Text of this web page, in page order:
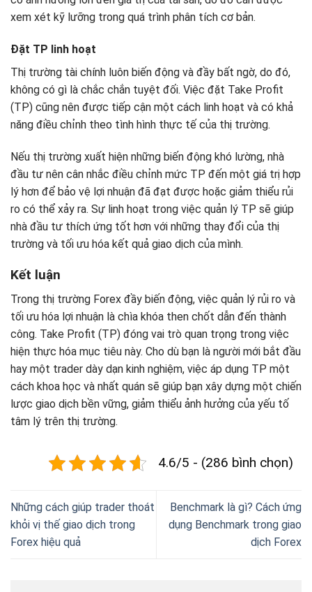
xem xét kỹ lưỡng trong quá trình phân tích cơ bản.
Đặt TP linh hoạt
Thị trường tài chính luôn biến động và đầy bất ngờ, do đó,
không có gì là chắc chắn tuyệt đối. Việc đặt Take Profit
(TP) cũng nên được tiếp cận một cách linh hoạt và có khả
năng điều chỉnh theo tình hình thực tế của thị trường.
Nếu thị trường xuất hiện những biến động khó lường, nhà
đầu tư nên cân nhắc điều chỉnh mức TP đến một giá trị hợp
lý hơn để bảo vệ lợi nhuận đã đạt được hoặc giảm thiểu rủi
ro có thể xảy ra. Sự linh hoạt trong việc quản lý TP sẽ giúp
nhà đầu tư thích ứng tốt hơn với những thay đổi của thị
trường và tối ưu hóa kết quả giao dịch của mình.
Kết luận
Trong thị trường Forex đầy biến động, việc quản lý rủi ro và
tối ưu hóa lợi nhuận là chìa khóa then chốt dẫn đến thành
công. Take Profit (TP) đóng vai trò quan trọng trong việc
hiện thực hóa mục tiêu này. Cho dù bạn là người mới bắt đầu
hay một trader dày dạn kinh nghiệm, việc áp dụng TP một
cách khoa học và nhất quán sẽ giúp bạn xây dựng một chiến
lược giao dịch bền vững, giảm thiểu ảnh hưởng của yếu tố
tâm lý trên thị trường.
4.6/5 - (286 bình chọn)
Những cách giúp trader thoát
khỏi vị thế giao dịch trong
Forex hiệu quả
Benchmark là gì? Cách ứng
dụng Benchmark trong giao
dịch Forex